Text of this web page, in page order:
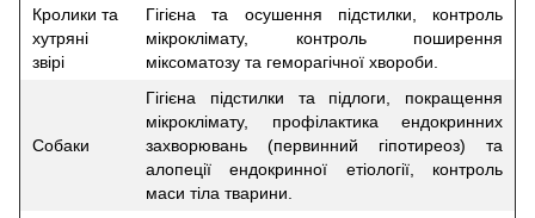
Кролики та
хутряні
звірі
Гігієна та осушення підстилки, контроль
мікроклімату, контроль поширення
міксоматозу та геморагічної хвороби.
Собаки
Гігієна підстилки та підлоги, покращення
мікроклімату, профілактика ендокринних
захворювань (первинний гіпотиреоз) та
алопеції ендокринної етіології, контроль
маси тіла тварини.